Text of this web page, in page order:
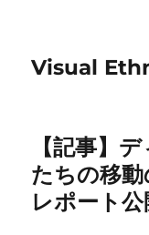
Visual
【記事】
たちの移
レポート公